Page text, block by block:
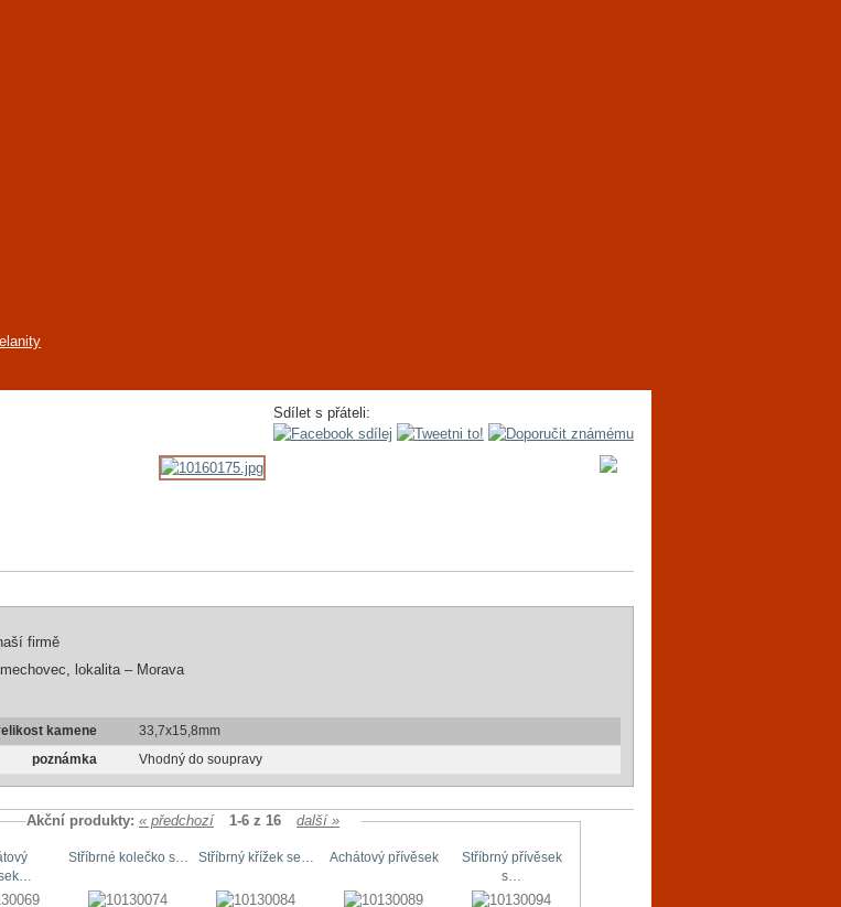
Sdílet s přáteli:
firmě
lokalita – Morava
kamene 33,7x15,8mm
poznámka Vhodný do soupravy
Akční produkty: « předchozí 1-6 z 16 další »
Stříbrné kolečko s… Stříbrný křížek se… Achátový přívěsek
Stříbrný přívěsek
s…